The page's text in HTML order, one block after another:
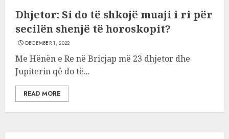
Dhjetor: Si do të shkojë muaji i ri për
secilën shenjë të horoskopit?
DECEMBER 1, 2022
Me Hënën e Re në Bricjap më 23 dhjetor dhe
Jupiterin që do të...
READ MORE